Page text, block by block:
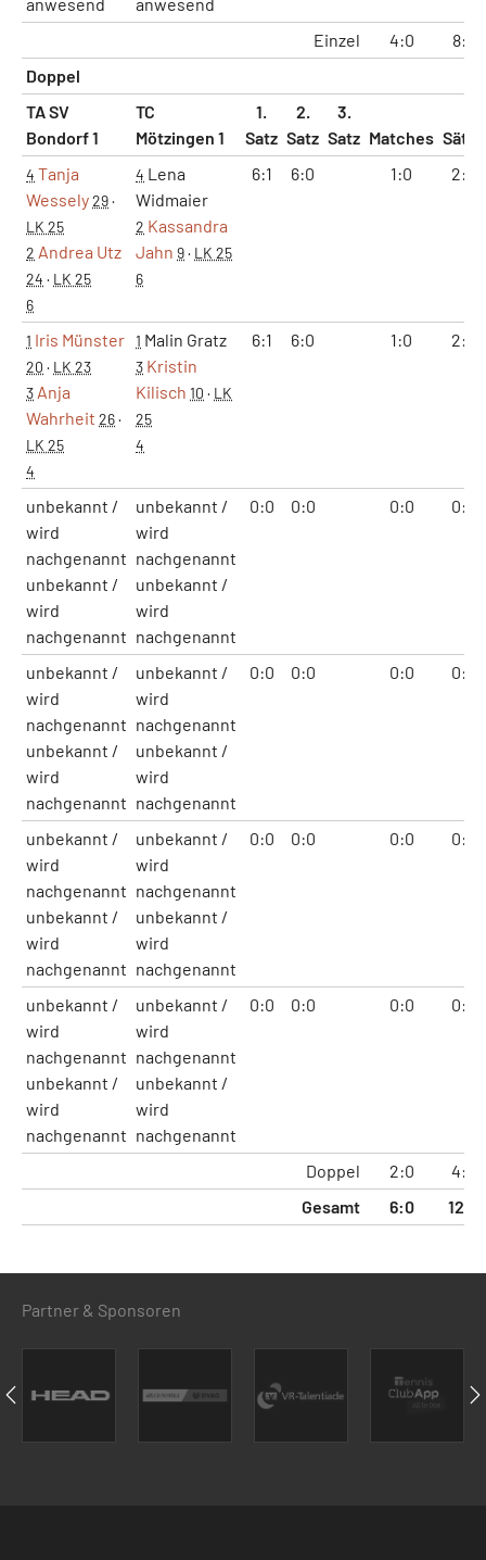
Einzel 4:0
8:0
Doppel
TA SV
Bondorf 1
TC
Mötzingen 1
1.
Satz
2.
Satz
3.
Satz Matches Sätze
4 Tanja
Wessely29·
LK 25
2 Andrea Utz
24 · LK 25
6
4 Lena
Widmaier
2 Kassandra
Jahn 9· LK 25
6
6:1 6:0 1:0 2:0
1 Iris Münster
20 · LK 23
3 Anja
Wahrheit 26·
LK 25
4
1 Malin Gratz
3 Kristin
Kilisch 10 · LK
25
4
6:1 6:0 1:0 2:0
unbekannt /
wird
nachgenannt
unbekannt /
wird
nachgenannt
unbekannt /
wird
nachgenannt
unbekannt /
wird
nachgenannt
0:0 0:0 0:0 0:0
unbekannt /
wird
nachgenannt
unbekannt /
wird
nachgenannt
unbekannt /
wird
nachgenannt
unbekannt /
wird
nachgenannt
0:0 0:0 0:0 0:0
unbekannt /
wird
nachgenannt
unbekannt /
wird
nachgenannt
unbekannt /
wird
nachgenannt
unbekannt /
wird
nachgenannt
0:0 0:0 0:0 0:0
unbekannt /
wird
nachgenannt
unbekannt /
wird
nachgenannt
unbekannt /
wird
nachgenannt
unbekannt /
wird
nachgenannt
0:0 0:0 0:0 0:0
Doppel 2:0
4:0
Gesamt
6:0 12:0
Partner & Sponsoren